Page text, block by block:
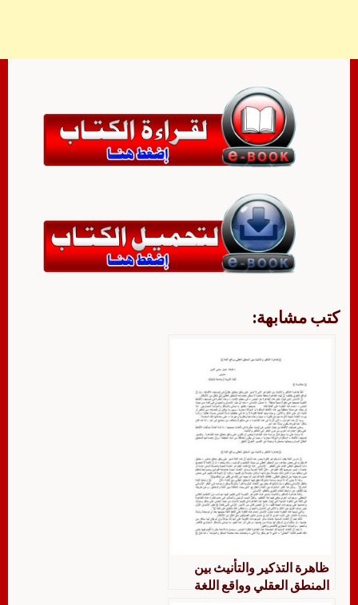
كتب مشابهة:
ظاهرة التذكير والتأنيث بين
المنطق العقلي وواقع اللغة